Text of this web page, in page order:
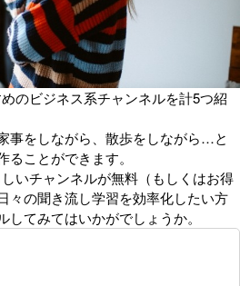
のビジネス系チャンネルを計5つ紹
事をしながら、散歩をしながら…と
ことができます。
いチャンネルが無料（もしくはお得
々の聞き流し学習を効率化したい方
てみてはいかがでしょうか。